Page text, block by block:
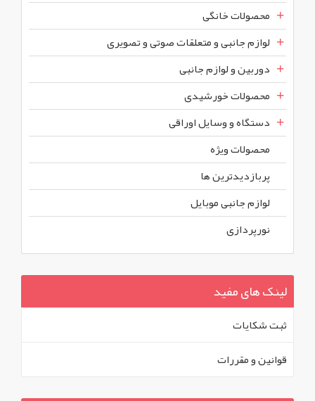
محصولات خانگی
لوازم جانبی و متعلقات صوتی و تصویری
دوربین و لوازم جانبی
محصولات خورشیدی
دستگاه و وسایل اوراقی
محصولات ويژه
پربازديدترين ها
لوازم جانبی موبایل
نورپردازی
لینک های مفید
ثبت شکايات
قوانين و مقررات